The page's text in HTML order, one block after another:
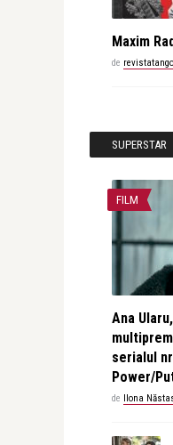
Maxim
de revistatango
SUPERSTAR
FILM
Ana
serialul
Power/
de Ilona